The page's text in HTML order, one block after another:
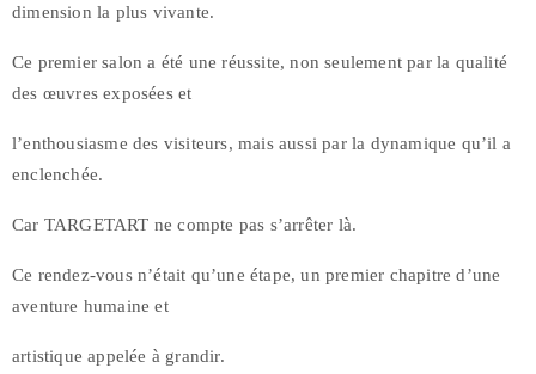
dimension la plus vivante.
Ce premier salon a été une réussite, non seulement par la qualité
des œuvres exposées et
l’enthousiasme des visiteurs, mais aussi par la dynamique qu’il a
enclenchée.
Car TARGETART ne compte pas s’arrêter là.
Ce rendez-vous n’était qu’une étape, un premier chapitre d’une
aventure humaine et
artistique appelée à grandir.